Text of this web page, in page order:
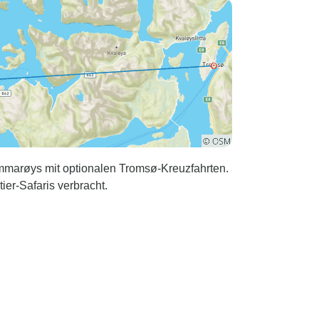
mit optionalen Tromsø-Kreuzfahrten.
Safaris verbracht.